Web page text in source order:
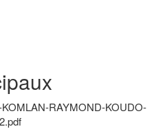
RAYMOND-KOUDO-